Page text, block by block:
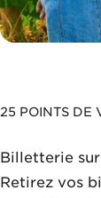
25 POINTS DE
Billetterie
Retirez vos